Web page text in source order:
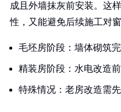
成且外墙抹灰前安装。这
性，又能避免后续施工对
毛坯房阶段：墙体砌筑
精装房阶段：水电改造前
特殊情况：老房改造需